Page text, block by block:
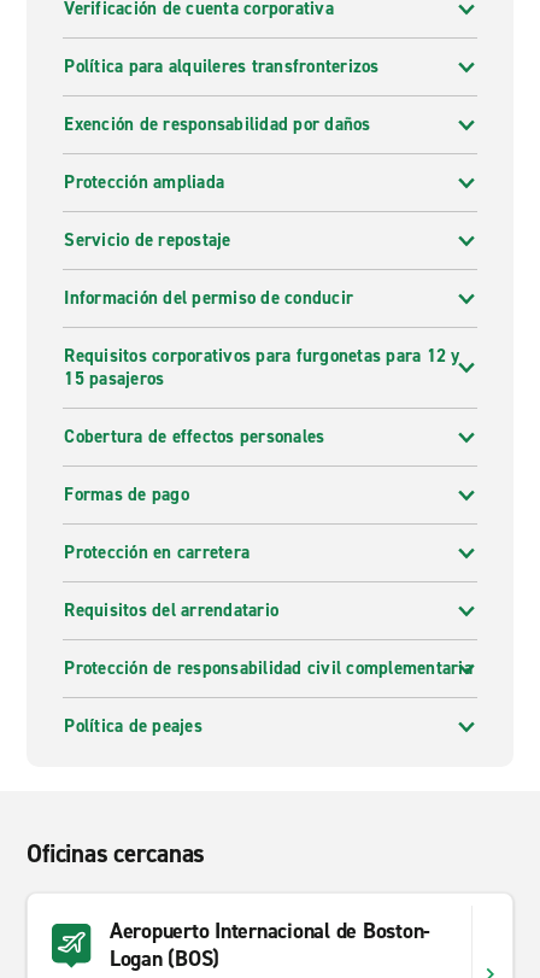
Verificación de cuenta corporativa
Política para alquileres transfronterizos
Exención de responsabilidad por daños
Protección ampliada
Servicio de repostaje
Información del permiso de conducir
Requisitos corporativos para furgonetas para 12 y
15 pasajeros
Cobertura de effectos personales
Formas de pago
Protección en carretera
Requisitos del arrendatario
Protección de responsabilidad civil complementaria
Política de peajes
Oficinas cercanas
Aeropuerto Internacional de Boston-
Logan (BOS)